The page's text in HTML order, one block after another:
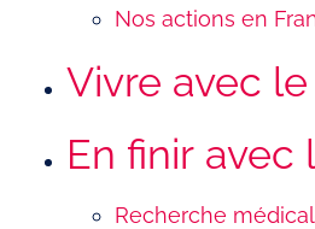
Nos actions en
Vivre avec le
En finir avec
Recherche